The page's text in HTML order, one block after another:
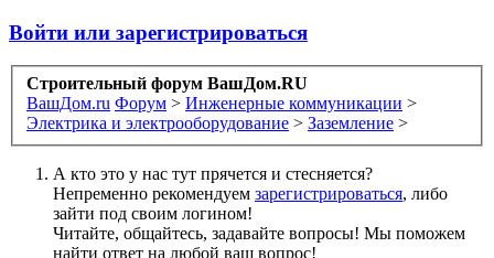
Войти или зарегистрироваться
Строительный форум ВашДом.RU
ВашДом.ru Форум > Инженерные коммуникации >
Электрика и электрооборудование > Заземление >
А кто это у нас тут прячется и стесняется?
Непременно рекомендуем зарегистрироваться, либо
зайти под своим логином!
Читайте, общайтесь, задавайте вопросы! Мы поможем
найти ответ на любой ваш вопрос!